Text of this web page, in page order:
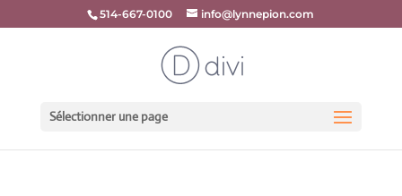
514-667-0100 info@lynnepion.com
Sélectionner une page